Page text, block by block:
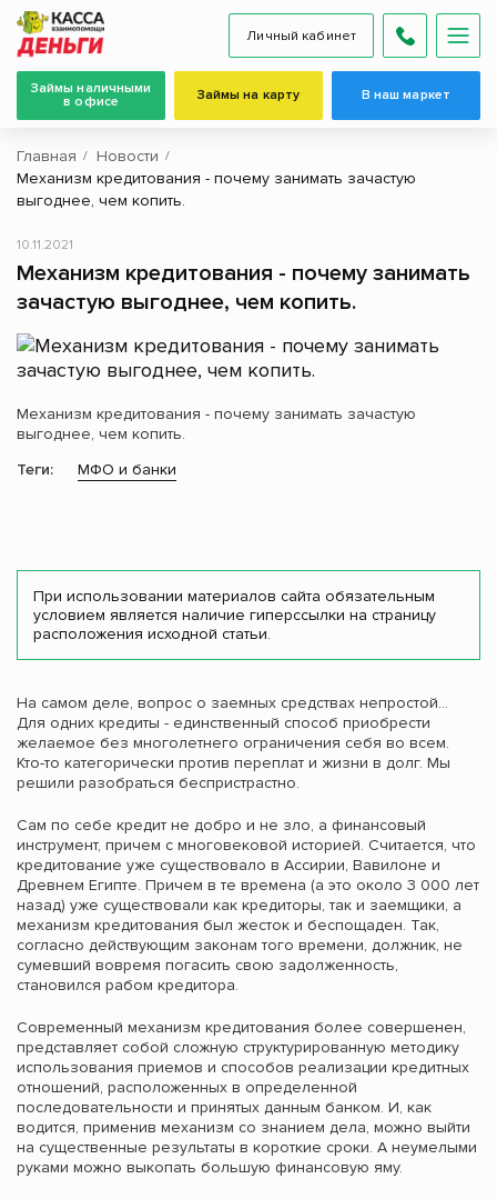
Личный кабинет
Займы наличными
в офисе
Займы на карту В наш маркет
Главная
Новости
Механизм кредитования - почему занимать зачастую
выгоднее, чем копить.
Механизм кредитования - почему занимать
зачастую выгоднее, чем копить.
10.11.2021
Механизм кредитования - почему занимать зачастую
выгоднее, чем копить.
Теги:
МФО и банки
При использовании материалов сайта обязательным
условием является наличие гиперссылки на страницу
расположения исходной статьи.
На самом деле, вопрос о заемных средствах непростой…
Для одних кредиты - единственный способ приобрести
желаемое без многолетнего ограничения себя во всем.
Кто-то категорически против переплат и жизни в долг. Мы
решили разобраться беспристрастно.
Сам по себе кредит не добро и не зло, а финансовый
инструмент, причем с многовековой историей. Считается, что
кредитование уже существовало в Ассирии, Вавилоне и
Древнем Египте. Причем в те времена (а это около 3 000 лет
назад) уже существовали как кредиторы, так и заемщики, а
механизм кредитования был жесток и беспощаден. Так,
согласно действующим законам того времени, должник, не
сумевший вовремя погасить свою задолженность,
становился рабом кредитора.
Современный механизм кредитования более совершенен,
представляет собой сложную структурированную методику
использования приемов и способов реализации кредитных
отношений, расположенных в определенной
последовательности и принятых данным банком. И, как
водится, применив механизм со знанием дела, можно выйти
на существенные результаты в короткие сроки. А неумелыми
руками можно выкопать большую финансовую яму.